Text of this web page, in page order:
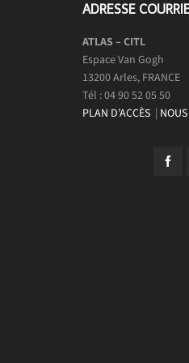
ADRESSE
ATLAS – CITL
Espace Van Gogh
13200 Arles, FRANCE
Tél : 04 90 52 05 50
PLAN D’ACCÈS |